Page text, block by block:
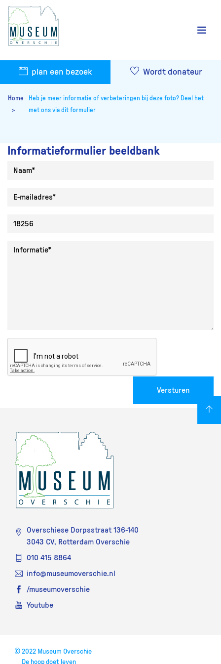
plan een bezoek Wordt donateur
Home
Heb je meer informatie of verbeteringen bij deze foto? Deel het
met ons via dit formulier
Informatieformulier beeldbank
Versturen
Overschiese Dorpsstraat 136-140
3043 CV, Rotterdam Overschie
010 415 8864
info@museumoverschie.nl
/museumoverschie
Youtube
© 2022 Museum Overschie
De hoop doet leven